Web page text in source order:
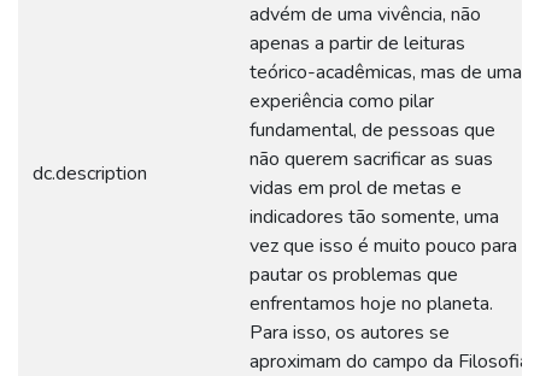
dc.description
advém de uma vivência, não
apenas a partir de leituras
teórico-acadêmicas, mas de uma
experiência como pilar
fundamental, de pessoas que
não querem sacrificar as suas
vidas em prol de metas e
indicadores tão somente, uma
vez que isso é muito pouco para
pautar os problemas que
enfrentamos hoje no planeta.
Para isso, os autores se
aproximam do campo da Filosofia